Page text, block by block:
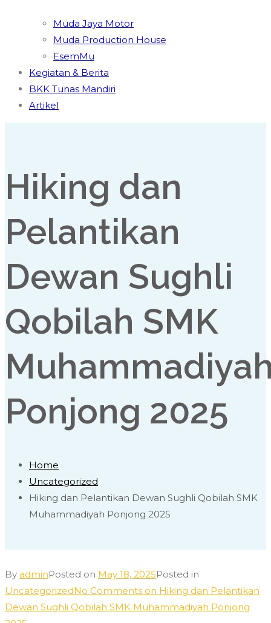
Muda Jaya Motor
Muda Production House
EsemMu
Kegiatan & Berita
BKK Tunas Mandiri
Artikel
Hiking dan
Pelantikan
Dewan Sughli
Qobilah SMK
Ponjong 2025
Home
Uncategorized
Hiking dan Pelantikan Dewan Sughli Qobilah SMK
Muhammadiyah Ponjong 2025
By adminPosted on May 18, 2025Posted in
UncategorizedNo Comments on Hiking dan Pelantikan
Dewan Sughli Qobilah SMK Muhammadiyah Ponjong